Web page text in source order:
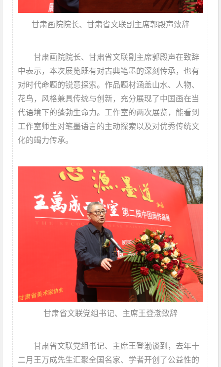
甘肃画院院长、甘肃省文联副主席郭殿声致辞
甘肃画院院长、甘肃省文联副主席郭殿声在致辞
中表示，本次展览既有对古典笔墨的深刻传承，也有
对时代命题的锐意探索。作品题材涵盖山水、人物、
花鸟，风格兼具传统与创新，充分展现了中国画在当
代语境下的蓬勃生命力。工作室的两次展览，能看到
工作室师生对笔墨语言的主动探索以及对优秀传统文
化的竭力传承。
甘肃省文联党组书记、主席王登渤致辞
甘肃省文联党组书记、主席王登渤谈到，去年十
二月王万成先生汇聚全国名家、学者开创了公益性的